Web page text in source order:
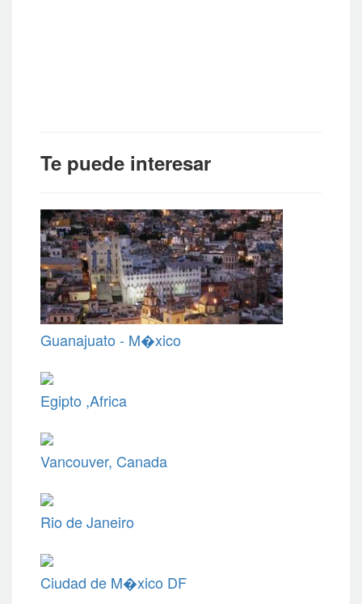
Te puede interesar
Guanajuato - M�xico
Egipto ,Africa
Vancouver, Canada
Rio de Janeiro
Ciudad de M�xico DF